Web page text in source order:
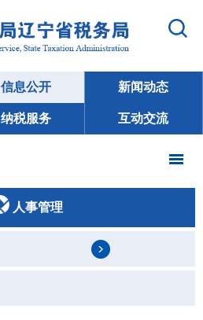
信息公开 新闻动态
纳税服务 互动交流
人事管理